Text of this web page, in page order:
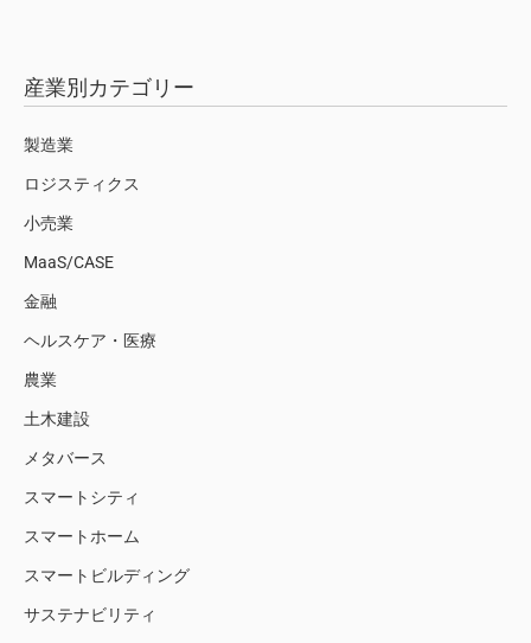
産業別カテゴリー
製造業
ロジスティクス
小売業
MaaS/CASE
金融
ヘルスケア・医療
農業
土木建設
メタバース
スマートシティ
スマートホーム
スマートビルディング
サステナビリティ